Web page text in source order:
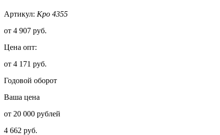
Артикул: Кро 4355
от 4 907 руб.
Цена опт:
от 4 171 руб.
Годовой оборот
Ваша цена
от 20 000 рублей
4 662 руб.